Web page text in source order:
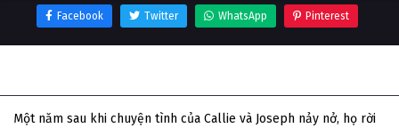
Facebook Twitter WhatsApp Pinterest
Một năm sau khi chuyện tình của Callie và Joseph nảy nở, họ rời